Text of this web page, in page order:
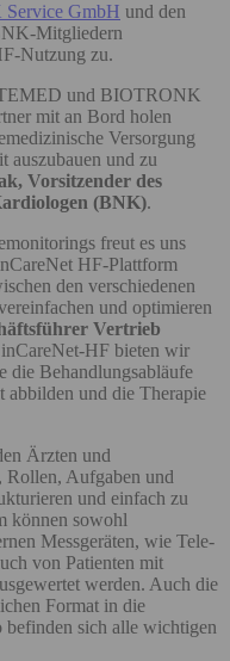
GmbH und den
Mitgliedern
Nutzung zu.
und BIOTRONK
mit an Bord holen
Versorgung
auszubauen und zu
Vorsitzender des
(BNK).
freut es uns
HF-Plattform
den verschiedenen
und optimieren
Vertrieb
HF bieten wir
die Behandlungsabläufe
abbilden und die Therapie
Ärzten und
Aufgaben und
und einfach zu
können sowohl
Messgeräten, wie Tele-
von Patienten mit
werden. Auch die
Format in die
sich alle wichtigen